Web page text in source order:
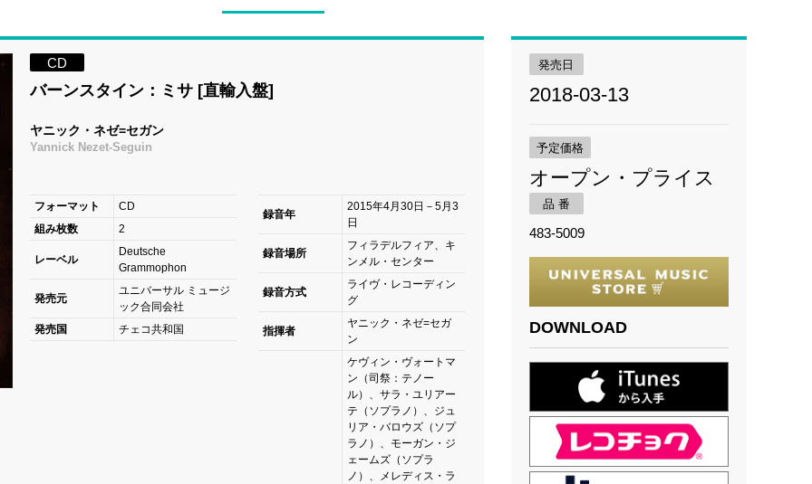
CD
バーンスタイン：ミサ [直輸入盤]
ヤニック・ネゼ=セガン
Yannick Nezet-Seguin
フォーマット
CD
組み枚数
2
レーベル
Deutsche
Grammophon
発売元
ユニバーサル ミュージ
ック合同会社
発売国
チェコ共和国
録音年
2015年4月30日－5月3
日
録音場所
フィラデルフィア、キ
ンメル・センター
録音方式
ライヴ・レコーディン
グ
指揮者
ヤニック・ネゼ=セガ
ン
ケヴィン・ヴォートマ
ン（司祭：テノー
ル）、サラ・ユリアー
テ（ソプラノ）、ジュ
リア・バロウズ（ソプ
ラノ）、モーガン・ジ
ェームズ（ソプラ
ノ）、メレディス・ラ
発売日
2018-03-13
予定価格
オープン・プライス
品 番
483-5009
DOWNLOAD